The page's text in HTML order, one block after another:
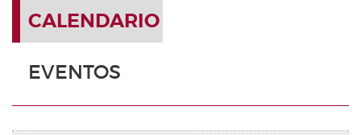
CALENDARIO
EVENTOS